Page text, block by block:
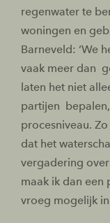
regenwater te
woningen en
Barneveld: ‘We
vaak meer dan
laten het niet
partijen
procesniveau.
dat het
vergadering
maak ik dan een
vroeg mogelijk